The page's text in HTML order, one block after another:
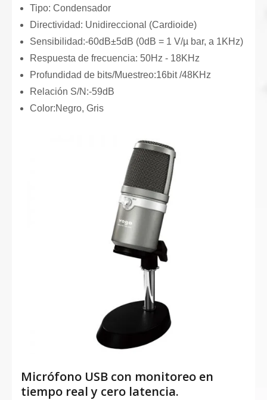
Tipo: Condensador
Directividad: Unidireccional (Cardioide)
Sensibilidad:-60dB±5dB (0dB = 1 V/µ bar, a 1KHz)
Respuesta de frecuencia: 50Hz - 18KHz
Profundidad de bits/Muestreo:16bit /48KHz
Relación S/N:-59dB
Color:Negro, Gris
Micrófono USB con monitoreo en
tiempo real y cero latencia.